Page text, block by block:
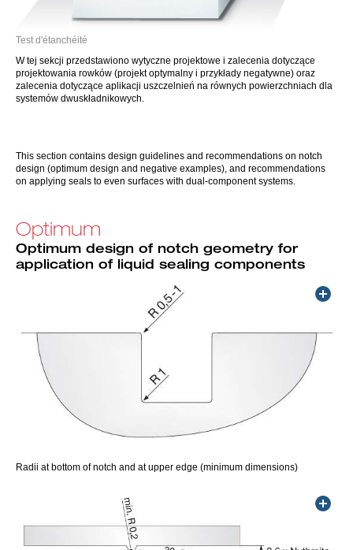
Test d'étanchéité
W tej sekcji przedstawiono wytyczne projektowe i zalecenia dotyczące
projektowania rowków (projekt optymalny i przykłady negatywne) oraz
zalecenia dotyczące aplikacji uszczelnień na równych powierzchniach dla
systemów dwuskładnikowych.
This section contains design guidelines and recommendations on notch
design (optimum design and negative examples), and recommendations
on applying seals to even surfaces with dual-component systems.
Optimum
Optimum design of notch geometry for
application of liquid sealing components
Radii at bottom of notch and at upper edge (minimum dimensions)